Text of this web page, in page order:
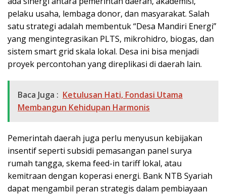
pelaku usaha, lembaga donor, dan masyarakat. Salah
satu strategi adalah membentuk “Desa Mandiri Energi”
yang mengintegrasikan PLTS, mikrohidro, biogas, dan
sistem smart grid skala lokal. Desa ini bisa menjadi
proyek percontohan yang direplikasi di daerah lain.
Baca Juga : Ketulusan Hati, Fondasi Utama
Membangun Kehidupan Harmonis
Pemerintah daerah juga perlu menyusun kebijakan
insentif seperti subsidi pemasangan panel surya
rumah tangga, skema feed-in tariff lokal, atau
kemitraan dengan koperasi energi. Bank NTB Syariah
dapat mengambil peran strategis dalam pembiayaan